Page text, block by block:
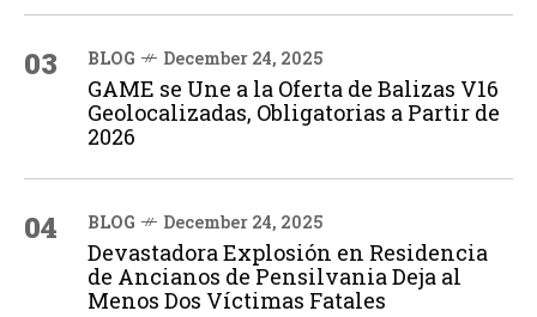
03 BLOG December 24, 2025
GAME se Une a la Oferta de Balizas V16
Geolocalizadas, Obligatorias a Partir de
2026
04 BLOG December 24, 2025
Devastadora Explosión en Residencia
de Ancianos de Pensilvania Deja al
Menos Dos Víctimas Fatales